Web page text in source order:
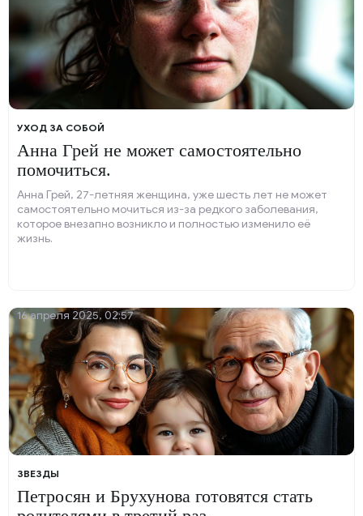
УХОД ЗА СОБОЙ
Анна Грей не может самостоятельно
помочиться.
Анна Грей, 27-летняя женщина, уже шесть лет не может
самостоятельно мочиться из-за редкого заболевания,
которое внезапно возникло и полностью изменило её
жизнь.
ЗВЕЗДЫ
Петросян и Брухунова готовятся стать
16 апреля 2025, 02:57